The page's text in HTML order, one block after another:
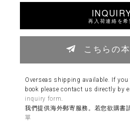
再入荷連絡を希
こちらの
Overseas shipping available. If
book please contact us directly by
inquiry form
我們提供海外郵寄服務。若您欲購書
單